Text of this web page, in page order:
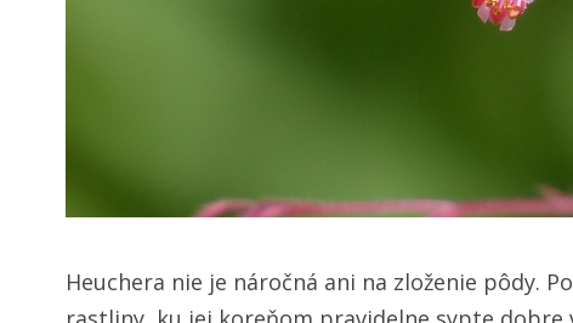
Heuchera nie je náročná ani na zloženie pôdy.